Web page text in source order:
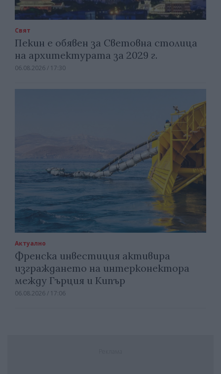
Свят
Пекин е обявен за Световна столица
на архитектурата за 2029 г.
06.08.2026 / 17:30
Актуално
Френска инвестиция активира
изграждането на интерконектора
между Гърция и Кипър
06.08.2026 / 17:06